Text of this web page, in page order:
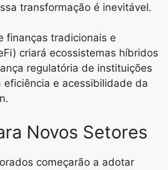
transformação é inevitável.
finanças tradicionais e
criará ecossistemas híbridos
regulatória de instituições
eficiência e acessibilidade da
Novos Setores
começarão a adotar